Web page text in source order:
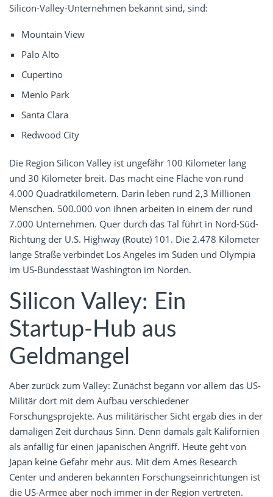
Silicon-Valley-Unternehmen bekannt sind, sind:
Mountain View
Palo Alto
Cupertino
Menlo Park
Santa Clara
Redwood City
Die Region Silicon Valley ist ungefähr 100 Kilometer lang
und 30 Kilometer breit. Das macht eine Fläche von rund
4.000 Quadratkilometern. Darin leben rund 2,3 Millionen
Menschen. 500.000 von ihnen arbeiten in einem der rund
7.000 Unternehmen. Quer durch das Tal führt in Nord-Süd-
Richtung der U.S. Highway (Route) 101. Die 2.478 Kilometer
lange Straße verbindet Los Angeles im Süden und Olympia
im US-Bundesstaat Washington im Norden.
Silicon Valley: Ein
Startup-Hub aus
Geldmangel
Aber zurück zum Valley: Zunächst begann vor allem das US-
Militär dort mit dem Aufbau verschiedener
Forschungsprojekte. Aus militärischer Sicht ergab dies in der
damaligen Zeit durchaus Sinn. Denn damals galt Kalifornien
als anfällig für einen japanischen Angriff. Heute geht von
Japan keine Gefahr mehr aus. Mit dem Ames Research
Center und anderen bekannten Forschungseinrichtungen ist
die US-Armee aber noch immer in der Region vertreten.